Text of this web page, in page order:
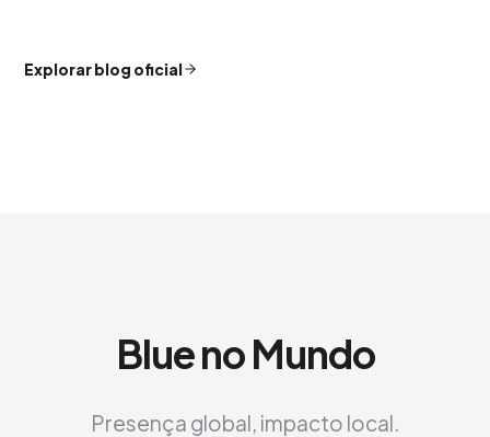
Explorar blog oficial
Blue no Mundo
Presença global, impacto local.